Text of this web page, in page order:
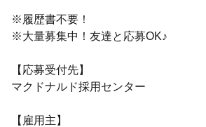
※履歴書不要！
※大量募集中！友達と応募OK♪
【応募受付先】
マクドナルド採用センター
【雇用主】